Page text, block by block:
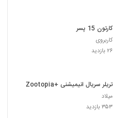
کارتون 15 پسر
کاربروی
۲۶ بازدید
تریلر سریال انیمیشنی +Zootopia
میلاد
۳۵۳ بازدید